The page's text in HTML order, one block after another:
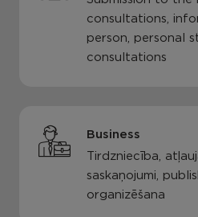
consultations,
person, personal
consultations
Business
Tirdzniecība,
saskaņojumi,
organizēšana